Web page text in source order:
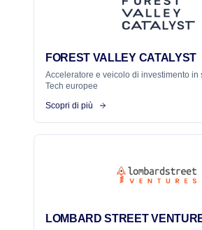
FOREST VALLEY CATALYST
Acceleratore e veicolo di investimento in
Tech europee
Scopri di più
LOMBARD STREET